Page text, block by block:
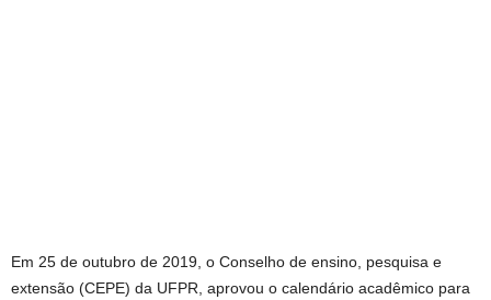
Em 25 de outubro de 2019, o Conselho de ensino, pesquisa e
extensão (CEPE) da UFPR, aprovou o calendário acadêmico para